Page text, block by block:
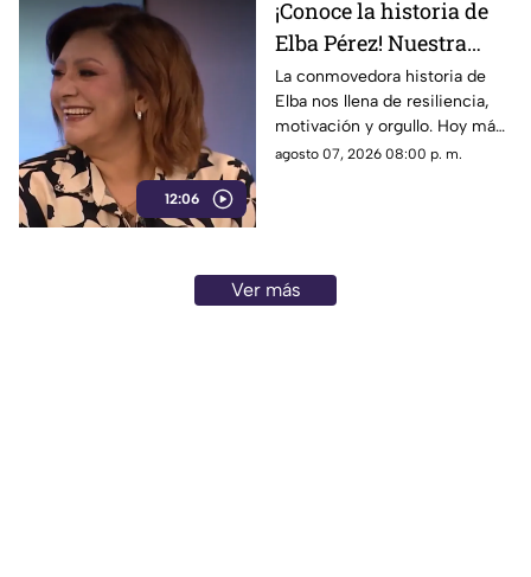
12:06
¡Conoce la historia de
Elba Pérez! Nuestra
nueva Reina en el foro
de 'Cada mañana'
La conmovedora historia de
Elba nos llena de resiliencia,
motivación y orgullo. Hoy más
que nunca brilla tanto por
agosto 07, 2026 08:00 p. m.
Ver más